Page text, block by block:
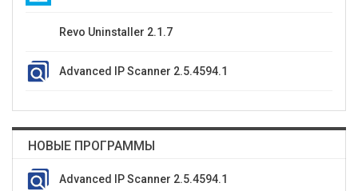
Revo Uninstaller 2.1.7
Advanced IP Scanner 2.5.4594.1
НОВЫЕ ПРОГРАММЫ
Advanced IP Scanner 2.5.4594.1